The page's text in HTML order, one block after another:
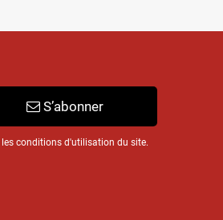
S’abonner
conditions d'utilisation du site.